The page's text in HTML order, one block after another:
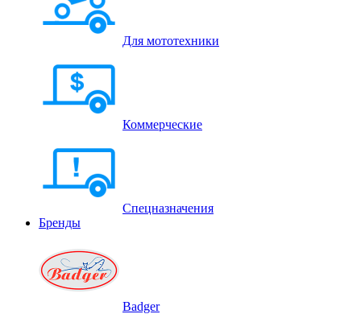
Для мототехники
Коммерческие
Спецназначения
Бренды
Badger